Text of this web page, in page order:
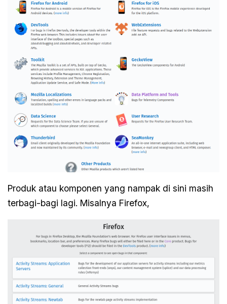
Produk atau komponen yang nampak di sini masih
terbagi-bagi lagi. Misalnya Firefox,